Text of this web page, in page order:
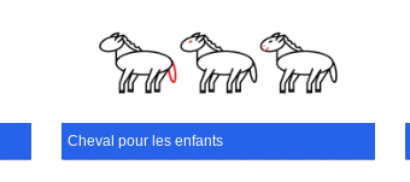
Cheval pour les enfants